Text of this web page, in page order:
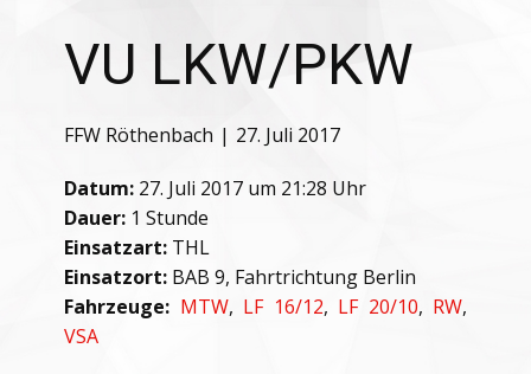
VU LKW/PKW
FFW Röthenbach 27. Juli 2017
Datum: 27. Juli 2017 um 21:28 Uhr
Dauer: 1 Stunde
Einsatzart: THL
Einsatzort: BAB 9, Fahrtrichtung Berlin
Fahrzeuge: MTW, LF 16/12, LF 20/10, RW,
VSA